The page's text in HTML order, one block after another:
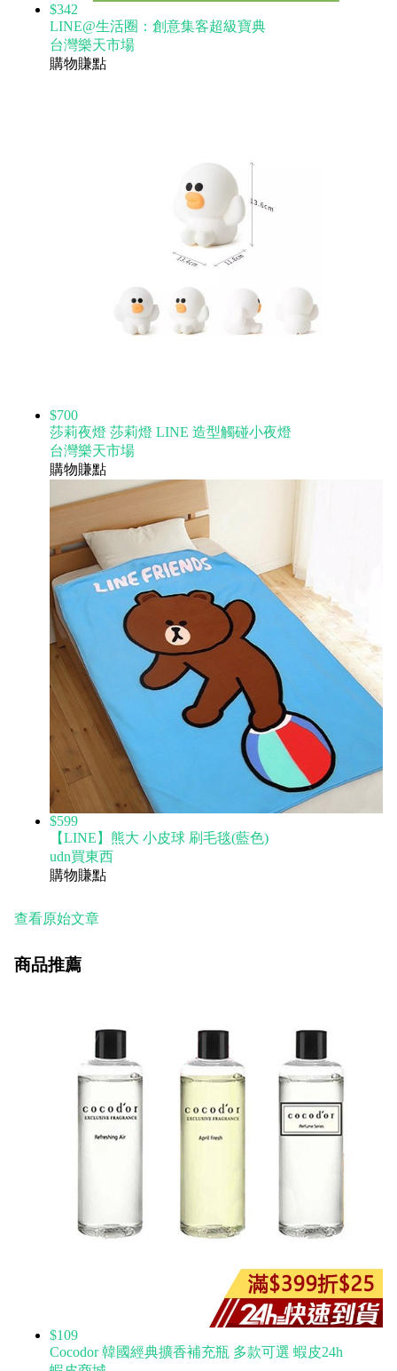
$342
LINE@生活圈：創意集客超級寶典
台灣樂天市場
購物賺點
$700
莎莉夜燈 莎莉燈 LINE 造型觸碰小夜燈
台灣樂天市場
購物賺點
$599
【LINE】熊大 小皮球 刷毛毯(藍色)
udn買東西
購物賺點
查看原始文章
商品推薦
$109
Cocodor 韓國經典擴香補充瓶 多款可選 蝦皮24h